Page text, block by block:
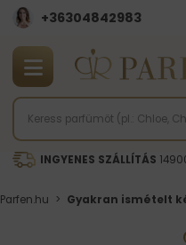
+36304842983
INGYENES SZÁLLÍTÁS
Parfen.hu > Gyakran ismételt